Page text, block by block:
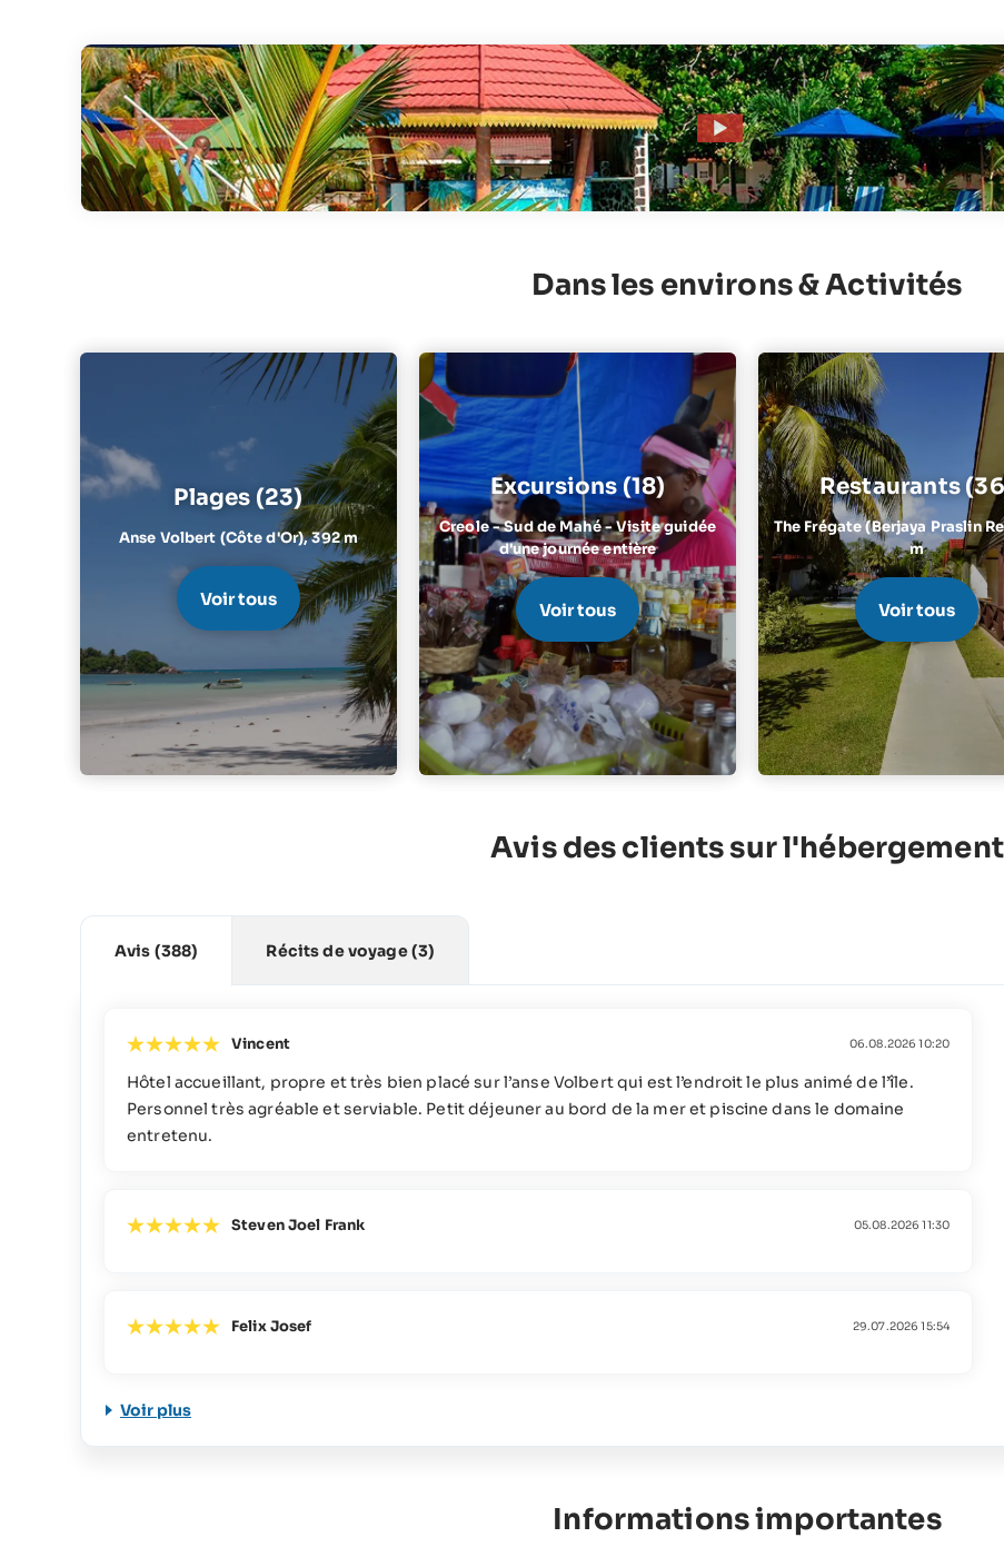
Dans les environs & Activités
Plages (23)
Anse Volbert (Côte d'Or),392 m
Voir tous
Excursions (18)
Creole - Sud de Mahé - Visite guidée
d'une journée entière
Voir tous
Restaurants
The Frégate (Berjaya Praslin
m
Voir tous
Avis des clients sur l'hébergement
Avis (388)
Vincent 06.08.2026 10:20
Hôtel accueillant, propre et très bien placé sur l’anse Volbert qui est l’endroit le plus animé de l’île.
Personnel très agréable et serviable. Petit déjeuner au bord de la mer et piscine dans le domaine
entretenu.
Steven Joel Frank 05.08.2026 11:30
Felix Josef 29.07.2026 15:54
Voir plus
Récits de voyage(3)
Informations importantes